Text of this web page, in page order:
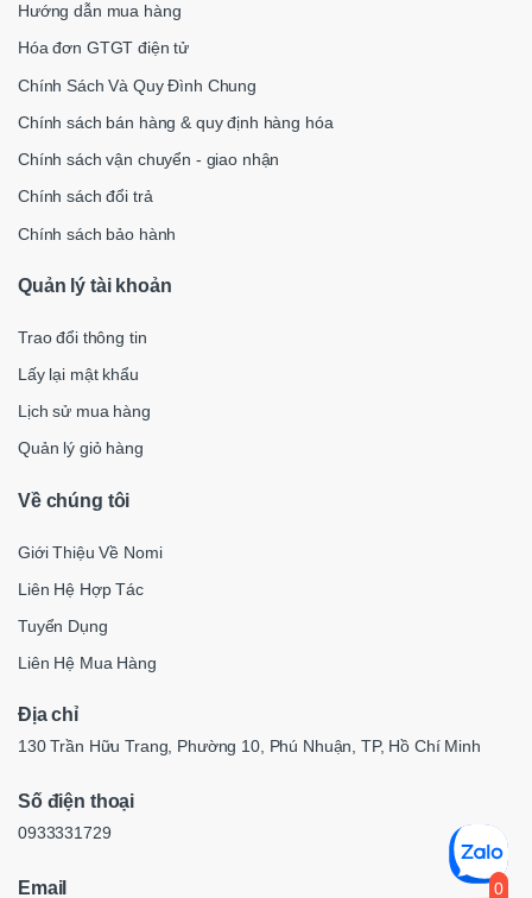
Hướng dẫn mua hàng
Hóa đơn GTGT điện tử
Chính Sách Và Quy Đình Chung
Chính sách bán hàng & quy định hàng hóa
Chính sách vận chuyển - giao nhận
Chính sách đổi trả
Chính sách bảo hành
Quản lý tài khoản
Trao đổi thông tin
Lấy lại mật khẩu
Lịch sử mua hàng
Quản lý giỏ hàng
Về chúng tôi
Giới Thiệu Về Nomi
Liên Hệ Hợp Tác
Tuyển Dụng
Liên Hệ Mua Hàng
Địa chỉ
130 Trần Hữu Trang, Phường 10, Phú Nhuận, TP, Hồ Chí Minh
Số điện thoại
0933331729
Email 0